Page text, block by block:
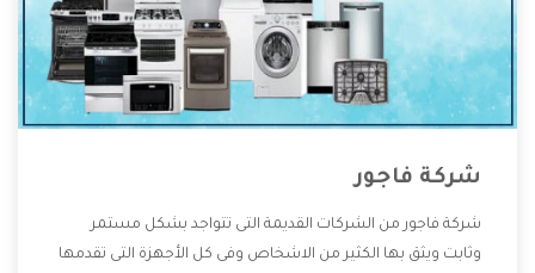
شركة فاجور
شركة فاجور من الشركات القديمة التى تتواجد بشكل مستمر
وثابت ويثق بها الكثير من الاشخاص وفى كل الأجهزة التى تقدمها